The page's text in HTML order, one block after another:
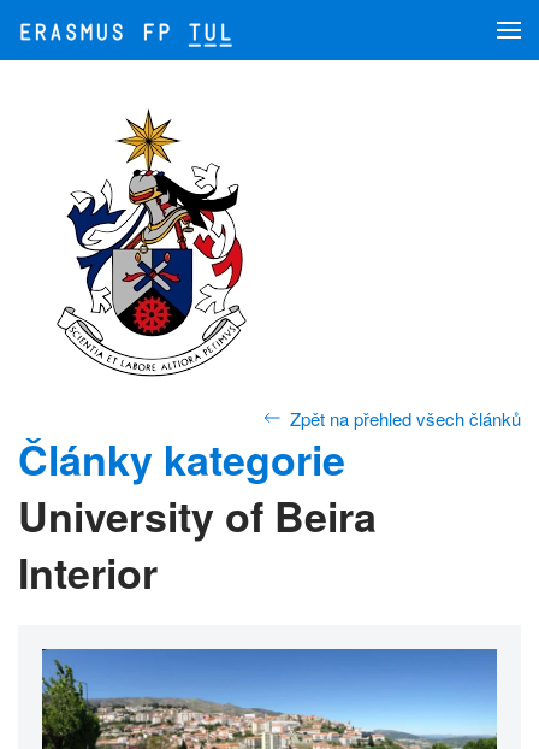
Skip to main content
Zpět na přehled všech článků
Články kategorie
University of Beira
Interior